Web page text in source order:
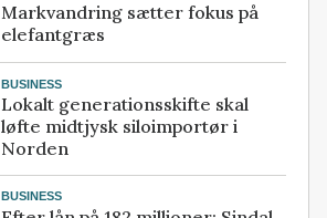
Markvandring sætter fokus på
elefantgræs
BUSINESS
Lokalt generationsskifte skal
løfte midtjysk siloimportør i
Norden
BUSINESS